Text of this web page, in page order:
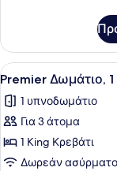
Μονά
Κρεβάτια
Δωμάτιο,
Μονά
Προβολή
όλων
των
φωτογραφιών
για
Premier
3
Premier Δωμάτιο,
1 υπνοδωμάτιο
Για 3 άτομα
1 King Κρεβάτι
Δωρεάν ασύρματο